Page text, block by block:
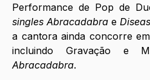
singles Abracadabra e
a cantora ainda concorre
Abracadabra.